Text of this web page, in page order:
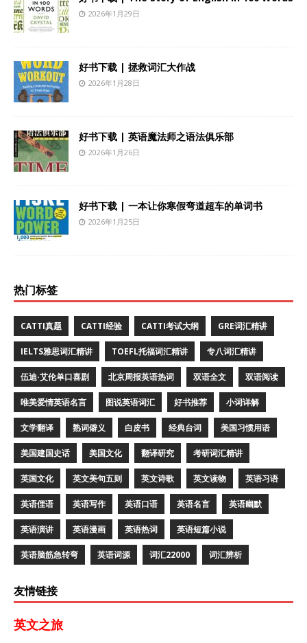
2026年1月29日
好书下载 | 拯救词汇大作战
2026年1月28日
好书下载 | 英语魔法师之语法俱乐部
2026年1月26日
好书下载 | 一本让你寒假弯道超车的单词书
2026年1月25日
热门标签
CATTI真题 CATTI经验 CATTI考试大纲 GRE词汇精讲
IELTS雅思词汇精讲 TOEFL托福词汇精讲 专八词汇精讲
伍迪·艾伦单口喜剧 北京周报英语热词 双语全文 双语阅读
唯美爱情英语名言 图说英语词汇 好书推荐 小词详解
文学翻译 熟词僻义 白皮书 经典台词 美国习惯用语
美国建国史话 美国文化 翻译研究 考研词汇精讲
英国文化 英文美句五则 英文诗歌 英文读物 英语习语
英语俚语 英语写作 英语口语 英语名言 英语幽默
英语演讲 英语漫画 英语热词 英语短篇小说
英语脑筋急转弯 英语词源 词汇22000 词汇辨析
友情链接
英文之旅